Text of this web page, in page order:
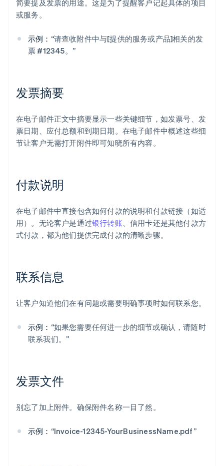
简要提及发票的用途。这是为了提醒客户记起具体的项目
或服务。
示例： “请查收附件中与[提供的服务或产品]相关的发
票 #12345。”
发票摘要
在电子邮件正文中摘要显示一些关键细节，如发票号、发
票日期、应付总额和到期日期。在电子邮件中概述这些细
节让客户无需打开附件即可知晓所有内容。
付款说明
在电子邮件中直接包含如何付款的说明和付款链接（如适
用）。无论客户是通过银行转账、信用卡还是其他付款方
式付款，都为他们提供完成付款的清晰步骤。
联系信息
让客户知道他们在有问题或需要明确事项时如何联系您。
示例： “如果您需要任何进一步的细节或确认，请随时
联系我们。”
发票文件
别忘了加上附件。确保附件名称一目了然。
示例： “Invoice-12345-YourBusinessName.pdf”